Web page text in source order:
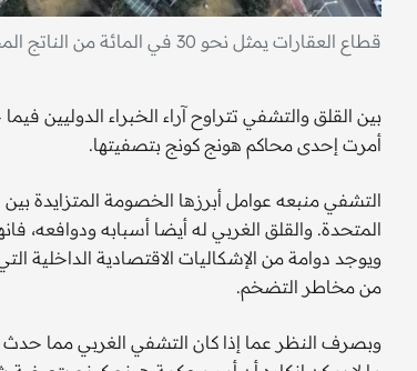
قطاع العقارات يمثل نحو 30 في المائة من الناتج المحلي الإجمالي الصيني. "الفرنسية"
بين القلق والتشفي تتراوح آراء الخبراء الدوليين
أمرت إحدى محاكم هونج كونج بتصفيتها.
التشفي منبعه عوامل أبرزها الخصومة المتزايدة
المتحدة. والقلق الغربي له أيضا أسبابه ودوافعه،
ويوجد دوامة من الإشكاليات الاقتصادية الداخلية
من مخاطر التضخم.
وبصرف النظر عما إذا كان التشفي الغربي مما حدث